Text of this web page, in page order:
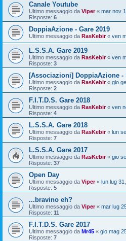
Canale Youtube
Ultimo messaggio da Viper« mar nov
Risposte: 6
DoppiaAzione - Gare 2019
Ultimo messaggio da RasKebir« ven
L.S.S.A. Gare 2019
Ultimo messaggio da RasKebir« ven
Risposte: 3
[Associazioni] DoppiaAzione
Ultimo messaggio da RasKebir« gio
Risposte: 2
F.I.T.D.S. Gare 2018
Ultimo messaggio da RasKebir« ven
Risposte: 4
L.S.S.A. Gare 2018
Ultimo messaggio da RasKebir« lun
Risposte: 7
L.S.S.A. Gare 2017
Ultimo messaggio da RasKebir« gio
Risposte: 37
Open Day
Ultimo messaggio da Viper« lun lug
Risposte: 5
...bravino eh?
Ultimo messaggio da Viper« mar lug
Risposte: 11
F.I.T.D.S. Gare 2017
Ultimo messaggio da Mr45 « gio mag
Risposte: 7